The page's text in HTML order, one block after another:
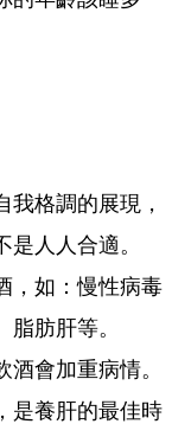
我格調的展現，
人人合適。
，如：慢性病毒
肪肝等。
會加重病情。
是養肝的最佳時